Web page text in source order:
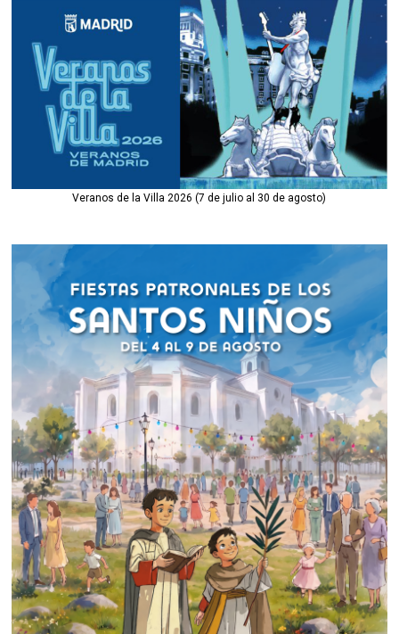
Veranos de la Villa 2026 (7 de julio al 30 de agosto)